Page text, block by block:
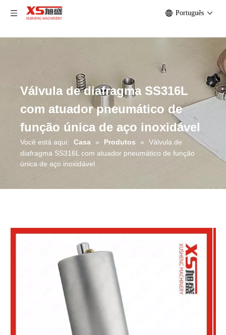
Português
Válvula de diafragma SS316L
com atuador pneumático de
função única de aço inoxidável
Você está aqui: Casa » Produtos »
Válvula de
diafragma SS316L com atuador pneumático de função
única de aço inoxidável